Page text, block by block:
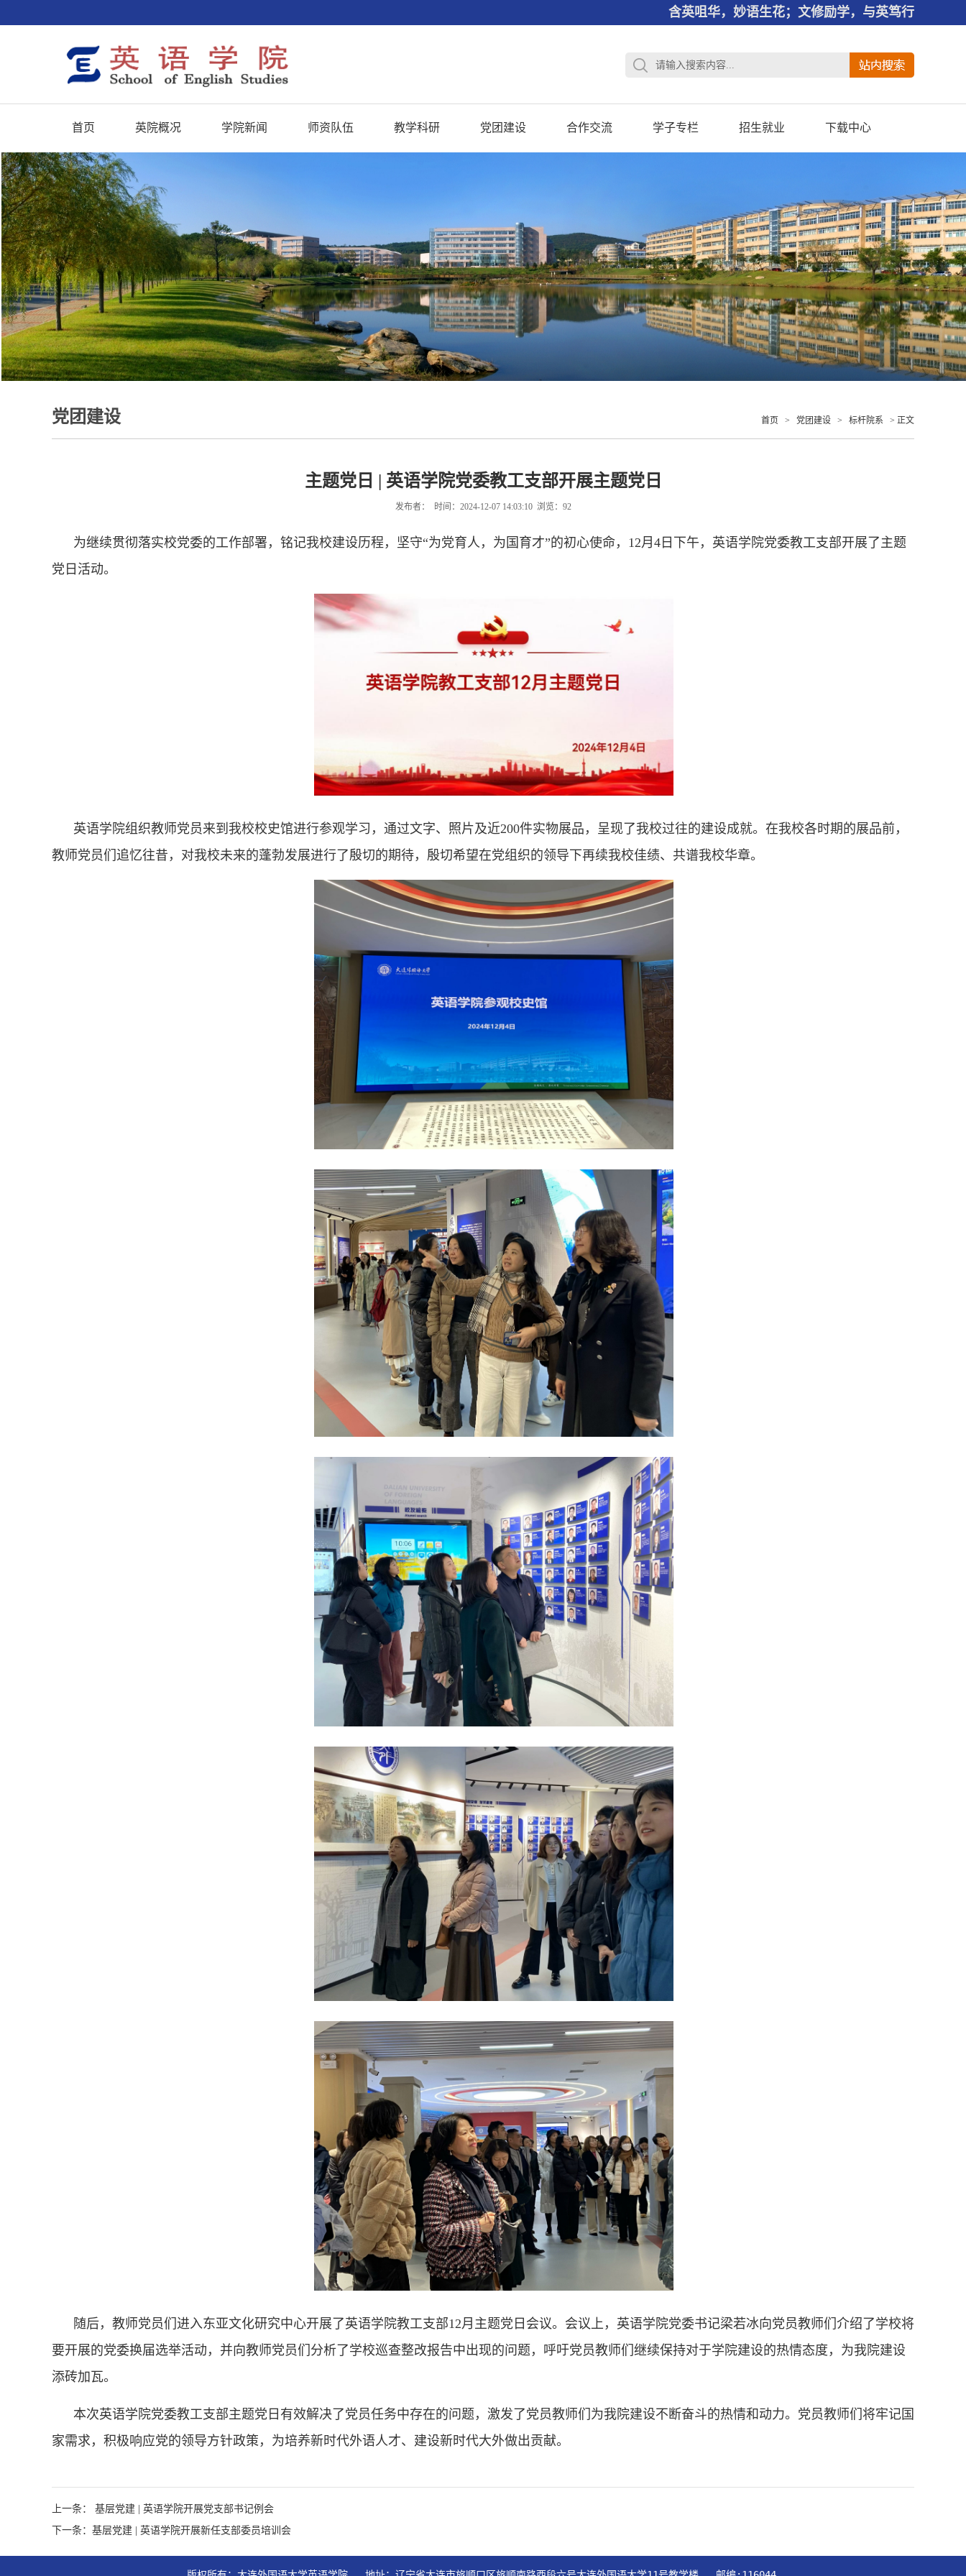
含英咀华，妙语生花；文修励学，与英笃行
首页 英院概况 学院新闻 师资队伍 教学科研 党团建设 合作交流 学子专栏 招生就业 下载中心
党团建设 首页 > 党团建设 > 标杆院系 > 正文
主题党日 | 英语学院党委教工支部开展主题党日
发布者： 时间：2024-12-07 14:03:10 浏览： 92
为继续贯彻落实校党委的工作部署，铭记我校建设历程，坚守“为党育人，为国育才”的初心使命，12月4日下午，英语学院党委教工支部开展了主题
党日活动。
英语学院组织教师党员来到我校校史馆进行参观学习，通过文字、照片及近200件实物展品，呈现了我校过往的建设成就。在我校各时期的展品前，
教师党员们追忆往昔，对我校未来的蓬勃发展进行了殷切的期待，殷切希望在党组织的领导下再续我校佳绩、共谱我校华章。
随后，教师党员们进入东亚文化研究中心开展了英语学院教工支部12月主题党日会议。会议上，英语学院党委书记梁若冰向党员教师们介绍了学校将
要开展的党委换届选举活动，并向教师党员们分析了学校巡查整改报告中出现的问题，呼吁党员教师们继续保持对于学院建设的热情态度，为我院建设
添砖加瓦。
本次英语学院党委教工支部主题党日有效解决了党员任务中存在的问题，激发了党员教师们为我院建设不断奋斗的热情和动力。党员教师们将牢记国
家需求，积极响应党的领导方针政策，为培养新时代外语人才、建设新时代大外做出贡献。
上一条： 基层党建 | 英语学院开展党支部书记例会
下一条：基层党建 | 英语学院开展新任支部委员培训会